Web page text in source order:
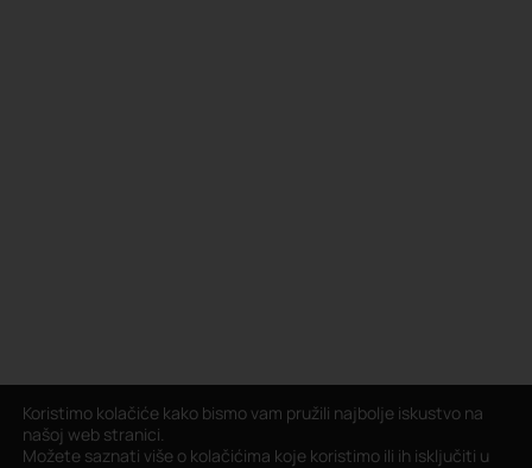
Koristimo kolačiće kako bismo vam pružili najbolje iskustvo na
našoj web stranici.
Možete saznati više o kolačićima koje koristimo ili ih isključiti u